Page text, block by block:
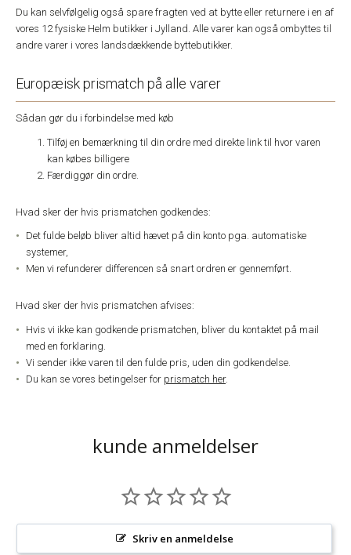
Du kan selvfølgelig også spare fragten ved at bytte eller returnere i en af
vores 12 fysiske Helm butikker i Jylland. Alle varer kan også ombyttes til
andre varer i vores landsdækkende byttebutikker.
Europæisk prismatch på alle varer
Sådan gør du i forbindelse med køb
Tilføj en bemærkning til din ordre med direkte link til hvor varen
kan købes billigere
Færdiggør din ordre.
Hvad sker der hvis prismatchen godkendes:
Det fulde beløb bliver altid hævet på din konto pga. automatiske
systemer,
Men vi refunderer differencen så snart ordren er gennemført.
Hvad sker der hvis prismatchen afvises:
Hvis vi ikke kan godkende prismatchen, bliver du kontaktet på mail
med en forklaring.
Vi sender ikke varen til den fulde pris, uden din godkendelse.
Du kan se vores betingelser for prismatch her.
kunde anmeldelser
Skriv en anmeldelse